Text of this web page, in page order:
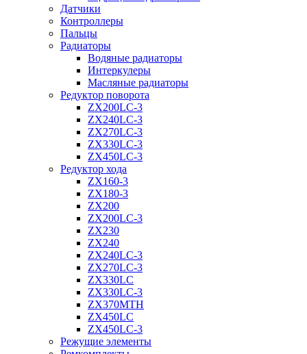
Датчики
Контроллеры
Пальцы
Радиаторы
Водяные радиаторы
Интеркулеры
Масляные радиаторы
Редуктор поворота
ZX200LC-3
ZX240LC-3
ZX270LC-3
ZX330LC-3
ZX450LC-3
Редуктор хода
ZX160-3
ZX180-3
ZX200
ZX200LC-3
ZX230
ZX240
ZX240LC-3
ZX270LC-3
ZX330LC
ZX330LC-3
ZX370MTH
ZX450LC
ZX450LC-3
Режущие элементы